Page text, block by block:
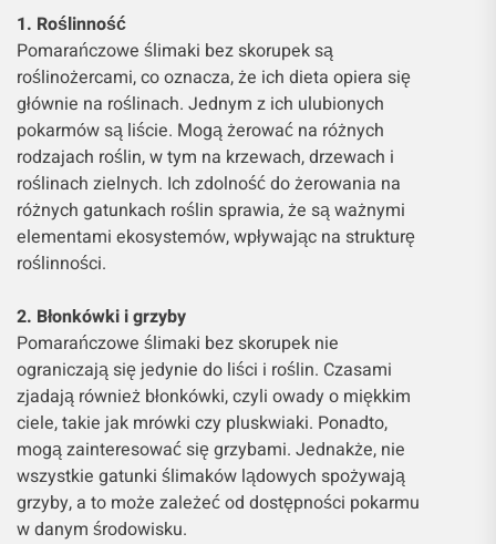
1. Roślinność
Pomarańczowe ślimaki bez skorupek są
roślinożercami, co oznacza, że ich dieta opiera się
głównie na roślinach. Jednym z ich ulubionych
pokarmów są liście. Mogą żerować na różnych
rodzajach roślin, w tym na krzewach, drzewach i
roślinach zielnych. Ich zdolność do żerowania na
różnych gatunkach roślin sprawia, że są ważnymi
elementami ekosystemów, wpływając na strukturę
roślinności.
2. Błonkówki i grzyby
Pomarańczowe ślimaki bez skorupek nie
ograniczają się jedynie do liści i roślin. Czasami
zjadają również błonkówki, czyli owady o miękkim
ciele, takie jak mrówki czy pluskwiaki. Ponadto,
mogą zainteresować się grzybami. Jednakże, nie
wszystkie gatunki ślimaków lądowych spożywają
grzyby, a to może zależeć od dostępności pokarmu
w danym środowisku.